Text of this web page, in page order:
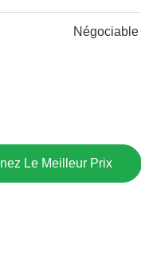
Négociable
Le Meilleur Prix